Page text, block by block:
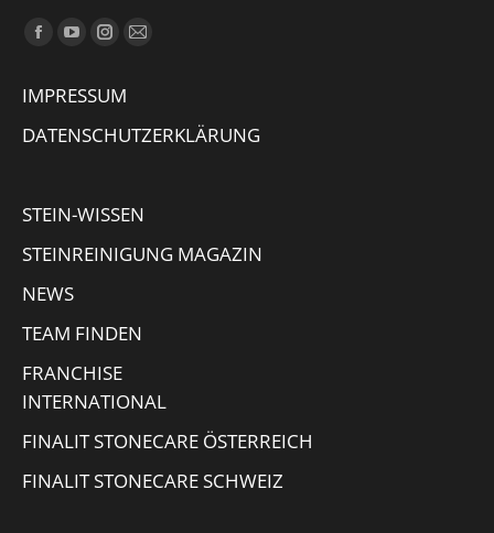
Finden Sie uns auf:
Facebook
opens
in
YouTube
opens
in
Instagram
opens
in
E-
opens
window
IMPRESSUM
DATENSCHUTZERKLÄRUNG
STEIN-WISSEN
STEINREINIGUNG MAGAZIN
NEWS
TEAM FINDEN
FRANCHISE
INTERNATIONAL
FINALIT STONECARE ÖSTERREICH
FINALIT STONECARE SCHWEIZ